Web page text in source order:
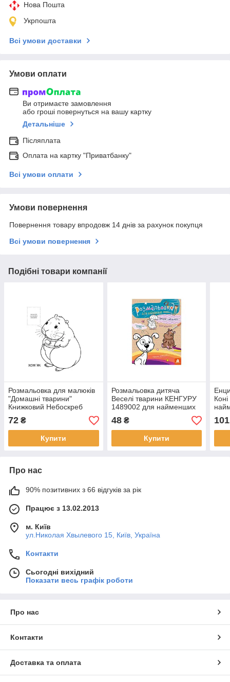
Нова Пошта
Укрпошта
Всі умови доставки
Умови оплати
Ви отримаєте замовлення
або гроші повернуться на вашу картку
Детальніше
Післяплата
Оплата на картку "Приватбанку"
Всі умови оплати
Умови повернення
Повернення товару впродовж 14 днів за рахунок покупця
Всі умови повернення
Подібні товари компанії
Розмальовка для малюків
"Домашні тварини"
Книжковий Небоскреб
72 ₴
Купити
Розмальовка дитяча
Веселі тварини КЕНГУРУ
1489002 для найменших
48₴
Купити
101
Про нас
90% позитивних з 66 відгуків за рік
Працює з 13.02.2013
м. Київ
ул.Николая Хвылевого 15, Київ, Україна
Контакти
Сьогодні вихідний
Показати весь графік роботи
Про нас
Контакти
Доставка та оплата